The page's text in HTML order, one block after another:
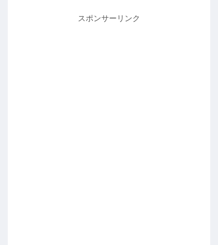
スポンサーリンク